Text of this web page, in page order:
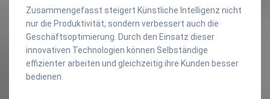
Zusammengefasst steigert Künstliche Intelligenz nicht
nur die Produktivität, sondern verbessert auch die
Geschäftsoptimierung. Durch den Einsatz dieser
innovativen Technologien können Selbständige
effizienter arbeiten und gleichzeitig ihre Kunden besser
bedienen.